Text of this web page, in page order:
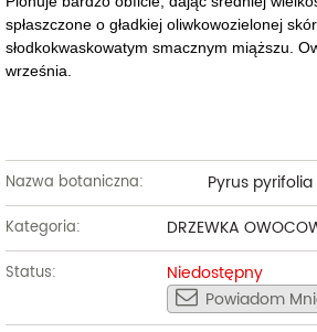
spłaszczone o gładkiej oliwkowozielonej
słodkokwaskowatym smacznym miąższu.
września.
Nazwa botaniczna: Pyrus pyrifolia
Kategoria: DRZEWKA
Status:
Niedostępny
Powiadom